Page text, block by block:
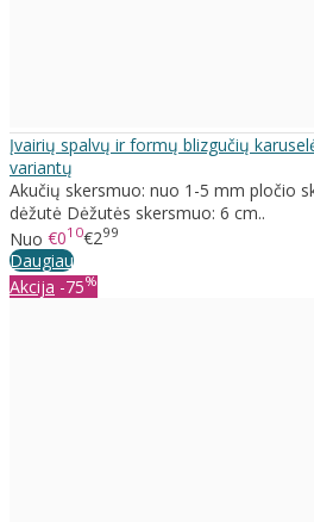
Įvairių spalvų ir formų blizgučių
variantų
Akučių skersmuo: nuo 1-5 mm pločio
dėžutė Dėžutės skersmuo: 6 cm..
Nuo €010€299
Daugiau
Akcija -75%